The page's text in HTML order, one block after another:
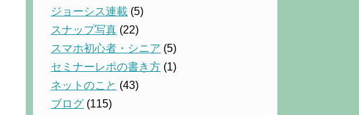
ジョーシス連載 (5)
スナップ写真 (22)
スマホ初心者・シニア (5)
セミナーレポの書き方 (1)
ネットのこと (43)
ブログ (115)